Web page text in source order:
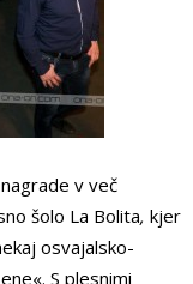
v več
šolo La Bolita, kjer
osvajalsko-
S plesnimi